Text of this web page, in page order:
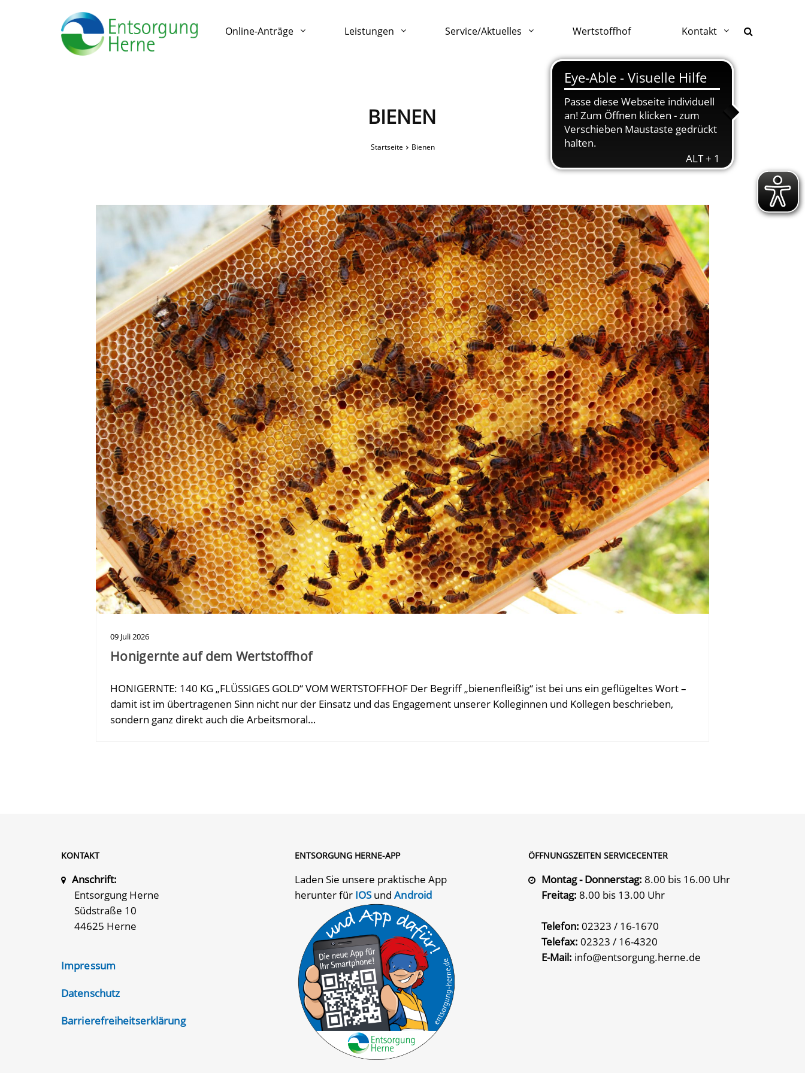
Online-Anträge Leistungen Service/Aktuelles Wertstoffhof Kontakt
BIENEN
Startseite Bienen
09 Juli2026
Honigernte auf dem Wertstoffhof
HONIGERNTE: 140 KG „FLÜSSIGES GOLD“ VOM WERTSTOFFHOF Der Begriff „bienenfleißig“ ist bei uns ein geflügeltes Wort –
damit ist im übertragenen Sinn nicht nur der Einsatz und das Engagement unserer Kolleginnen und Kollegen beschrieben,
sondern ganz direkt auch die Arbeitsmoral…
KONTAKT
Anschrift:
Entsorgung Herne
Südstraße 10
44625 Herne
Impressum
Datenschutz
Barrierefreiheitserklärung
ENTSORGUNG HERNE-APP
Laden Sie unsere praktische App
herunter für IOSundAndroid
ÖFFNUNGSZEITEN SERVICECENTER
Montag - Donnerstag: 8.00 bis 16.00 Uhr
Freitag: 8.00 bis 13.00 Uhr
Telefon: 02323 / 16-1670
Telefax: 02323 / 16-4320
E-Mail: info@entsorgung.herne.de